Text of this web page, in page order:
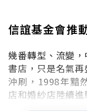
信誼基金會推
幾番轉型、流變
書店，只是名氣
沖刷，1998年黯
店和婚紗店陸續